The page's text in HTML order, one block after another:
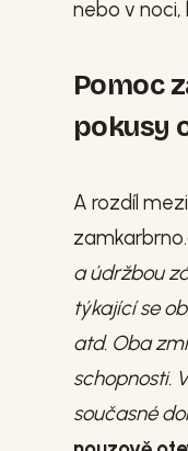
nebo v
Pomoc
pokusy
A rozdíl mezi
a údržbou
týkající se
atd. Oba
schopnosti.
současné